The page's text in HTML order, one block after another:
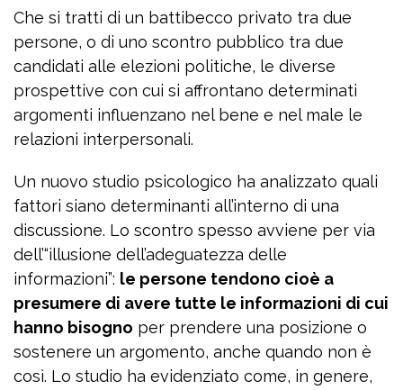
Che si tratti di un battibecco privato tra due
persone, o di uno scontro pubblico tra due
candidati alle elezioni politiche, le diverse
prospettive con cui si affrontano determinati
argomenti influenzano nel bene e nel male le
relazioni interpersonali.
Un nuovo studio psicologico ha analizzato quali
fattori siano determinanti all’interno di una
discussione. Lo scontro spesso avviene per via
dell’“illusione dell’adeguatezza delle
informazioni”: le persone tendono cioè a
presumere di avere tutte le informazioni di cui
hanno bisogno per prendere una posizione o
sostenere un argomento, anche quando non è
così. Lo studio ha evidenziato come, in genere,